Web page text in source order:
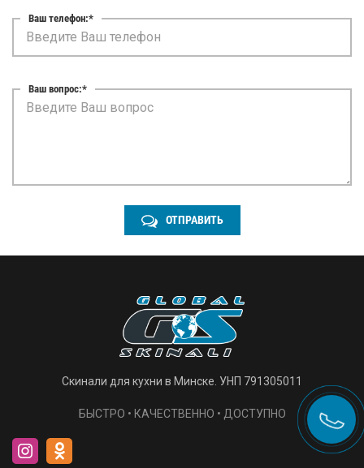
Ваш телефон:*
Ваш вопрос:*
ОТПРАВИТЬ
Скинали для кухни в Минске. УНП 791305011
БЫСТРО • КАЧЕСТВЕННО • ДОСТУПНО